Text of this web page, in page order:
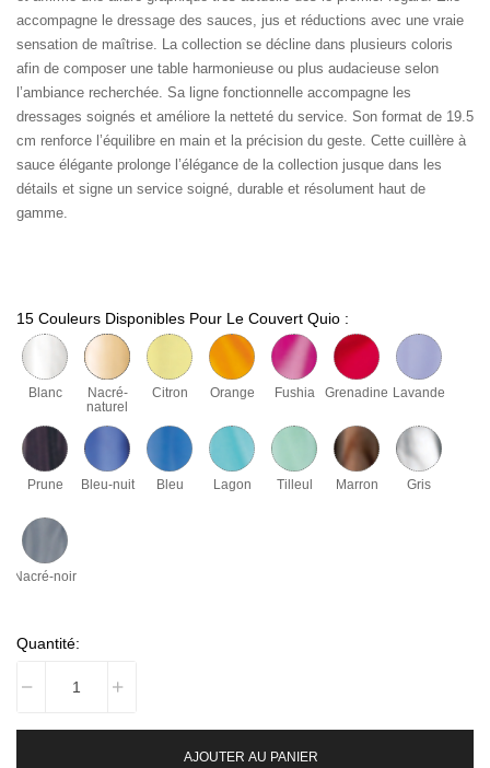
accompagne le dressage des sauces, jus et réductions avec une vraie
sensation de maîtrise. La collection se décline dans plusieurs coloris
afin de composer une table harmonieuse ou plus audacieuse selon
l’ambiance recherchée. Sa ligne fonctionnelle accompagne les
dressages soignés et améliore la netteté du service. Son format de 19.5
cm renforce l’équilibre en main et la précision du geste. Cette cuillère à
sauce élégante prolonge l’élégance de la collection jusque dans les
détails et signe un service soigné, durable et résolument haut de
gamme.
15 Couleurs Disponibles Pour Le Couvert Quio :
Blanc
Nacré-
naturel
Citron Orange Fushia Grenadine Lavande
Prune Bleu-nuit Bleu Lagon Tilleul Marron Gris
Nacré-noir
Quantité:
AJOUTER AU PANIER